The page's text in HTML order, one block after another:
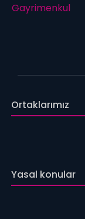
Gayrimenkul
Ortaklarımız
Yasal konular